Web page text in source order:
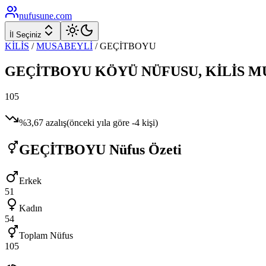
nufusune.com
İl Seçiniz
KİLİS / MUSABEYLİ /GEÇİTBOYU
GEÇİTBOYU KÖYÜ NÜFUSU, KİLİS
105
%3,67 azalış(önceki yıla göre -4 kişi)
GEÇİTBOYU Nüfus Özeti
Erkek
51
Kadın
54
Toplam Nüfus
105